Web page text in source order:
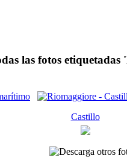
las fotos
Castillo